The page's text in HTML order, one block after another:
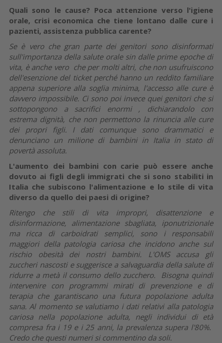
Quali sono le cause? Poca attenzione verso l'igiene
orale, crisi economica che tiene lontano dalle cure i
pazienti, assistenza pubblica carente?
Se è vero che gran parte dei genitori sono disinformati
sull'importanza della salute orale sin dalle prime epoche di
vita, è anche vero che per molti altri, che non usufruiscono
dell'esenzione del ticket perché hanno un reddito familiare
appena superiore alla soglia minima, l'accesso alle cure è
davvero impossibile. Ci sono poi invece quei genitori che si
sottopongono a sacrifici enormi , dichiarandolo con
estrema dignità, che non permettono la rinuncia alle cure
dei propri figli. I dati comunque sono drammatici e
denunciano un milione di bambini in Italia in stato di
povertà assoluta.
L'aumento dei bambini con carie può essere anche
dovuto ai figli degli immigrati che si sono stabiliti in
Italia che subiscono l'alimentazione e lo stile di vita
diverso da quello dei paesi di origine?
Ritengo che stili di vita impropri, disattenzione e
disinformazione, alimentazione sbagliata, iponutrizionale
ma ricca di carboidrati semplici, sono i responsabili
maggiori della patologia cariosa che incidono anche sul
rischio obesità dei nostri bambini. L'OMS accusa gli
zuccheri nascosti e suggerisce a salvaguardia della salute di
ridurre a metà il consumo dello zucchero. Bisogna quindi
intervenire con programmi mirati di prevenzione e di
terapia che garantiscano una futura popolazione adulta
sana. Al momento se valutiamo i dati relativi alla patologia
cariosa nella popolazione adulta, negli individui di età
compresa fra i 19 e i 25 anni, la prevalenza supera l'80%.
Credo che questi numeri si commentino da soli.